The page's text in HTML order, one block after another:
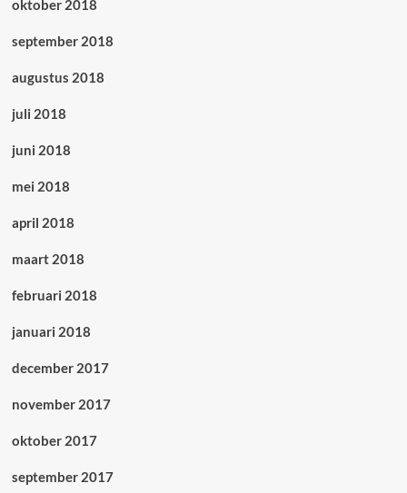
oktober 2018
september 2018
augustus 2018
juli 2018
juni 2018
mei 2018
april 2018
maart 2018
februari 2018
januari 2018
december 2017
november 2017
oktober 2017
september 2017